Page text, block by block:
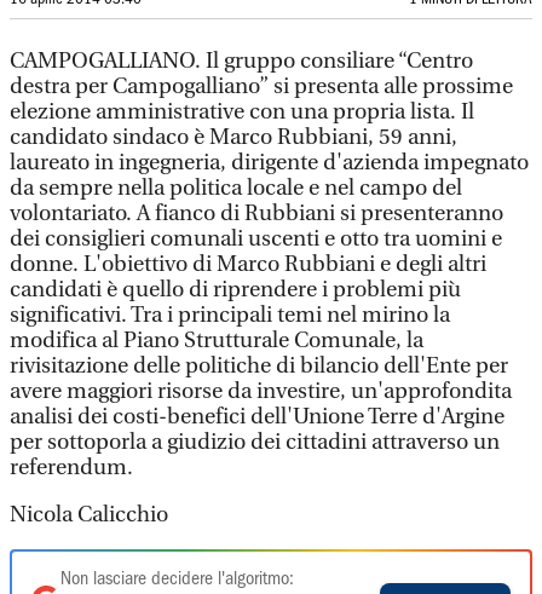
CAMPOGALLIANO. Il gruppo consiliare “Centro
destra per Campogalliano” si presenta alle prossime
elezione amministrative con una propria lista. Il
candidato sindaco è Marco Rubbiani, 59 anni,
laureato in ingegneria, dirigente d'azienda impegnato
da sempre nella politica locale e nel campo del
volontariato. A fianco di Rubbiani si presenteranno
dei consiglieri comunali uscenti e otto tra uomini e
donne. L'obiettivo di Marco Rubbiani e degli altri
candidati è quello di riprendere i problemi più
significativi. Tra i principali temi nel mirino la
modifica al Piano Strutturale Comunale, la
rivisitazione delle politiche di bilancio dell'Ente per
avere maggiori risorse da investire, un'approfondita
analisi dei costi-benefici dell'Unione Terre d'Argine
per sottoporla a giudizio dei cittadini attraverso un
referendum.
Nicola Calicchio
Non lasciare decidere l'algoritmo: